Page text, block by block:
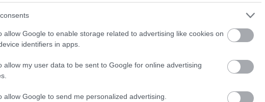
allow Google to enable storage related to advertising like cookies on
identifiers in apps.
allow my user data to be sent to Google for online advertising
allow Google to send me personalized advertising.
ben ugyanis ezt a művet választották meg a valaha
hogy egy évtized alatt is rengeteget formálódott a filmes
folyamatosan változott és bővült, elvégre egyre